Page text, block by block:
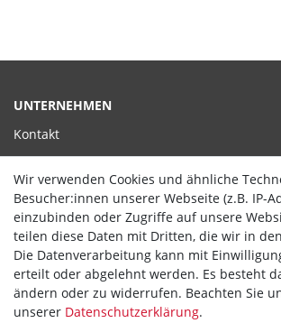
UNTERNEHMEN
Kontakt
AGB
Impressum
Wir verwenden Cookies und ähnliche
Besucher:innen unserer Webseite (z.B. IP-
einzubinden oder Zugriffe auf unsere
teilen diese Daten mit Dritten, die wir in
Die Datenverarbeitung kann mit
erteilt oder abgelehnt werden. Es besteht
ändern oder zu widerrufen. Beachten Sie
unserer Daten­schutz­erklärung.